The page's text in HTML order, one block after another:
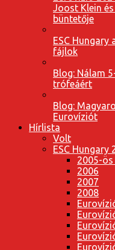
Joost Klein
büntetője
ESC Hungary
fájlok
Blog: Nálam
trófeáért
Blog:
Eurovíziót
Hírlista
Volt
ESC Hungary
2005-
2006
2007
2008